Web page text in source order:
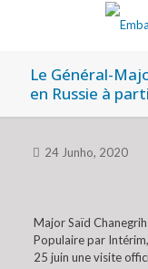
Le Général-
en Russie à
24 Junho, 2020
Major Saïd
Populaire par
25 juin une visite